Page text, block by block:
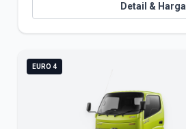
Detail & Harga
EURO 4